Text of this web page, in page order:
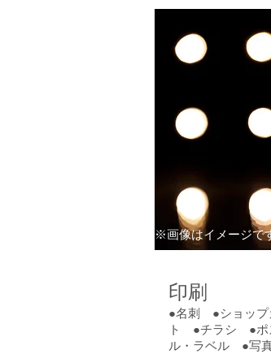
※画像はイメージで
印刷
●名刺 ●ショッ
ト ●チラシ ●ポ
ル・ラベル ●写